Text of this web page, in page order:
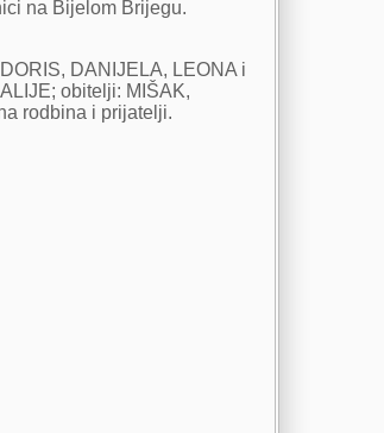
na Bijelom Brijegu.
DANIJELA, LEONA i
obitelji: MIŠAK,
rodbina i prijatelji.